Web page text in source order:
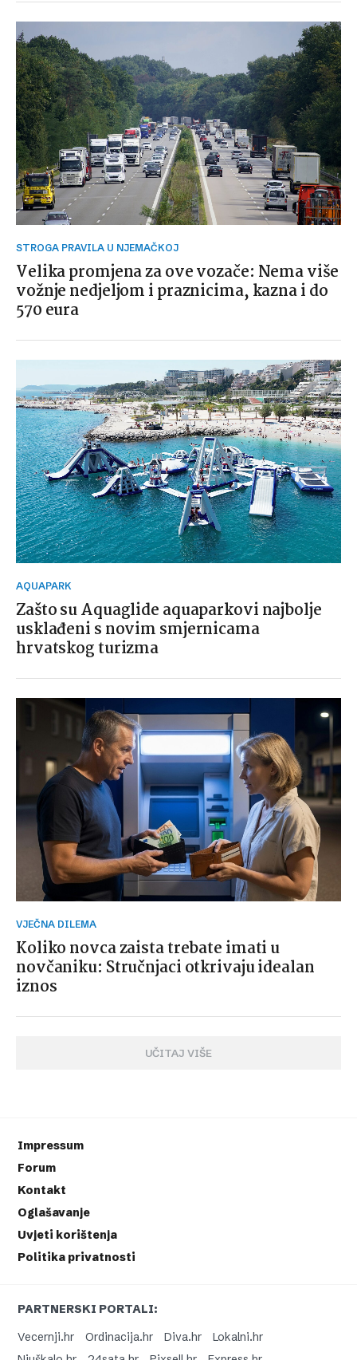
STROGA PRAVILA U NJEMAČKOJ
Velika promjena za ove vozače: Nema više
vožnje nedjeljom i praznicima, kazna i do
570 eura
AQUAPARK
Zašto su Aquaglide aquaparkovi najbolje
usklađeni s novim smjernicama
hrvatskog turizma
VJEČNA DILEMA
Koliko novca zaista trebate imati u
novčaniku: Stručnjaci otkrivaju idealan
iznos
UČITAJ VIŠE
Impressum
Forum
Kontakt
Oglašavanje
Uvjeti korištenja
Politika privatnosti
PARTNERSKI PORTALI:
Vecernji.hr
Ordinacija.hr Diva.hr
Lokalni.hr